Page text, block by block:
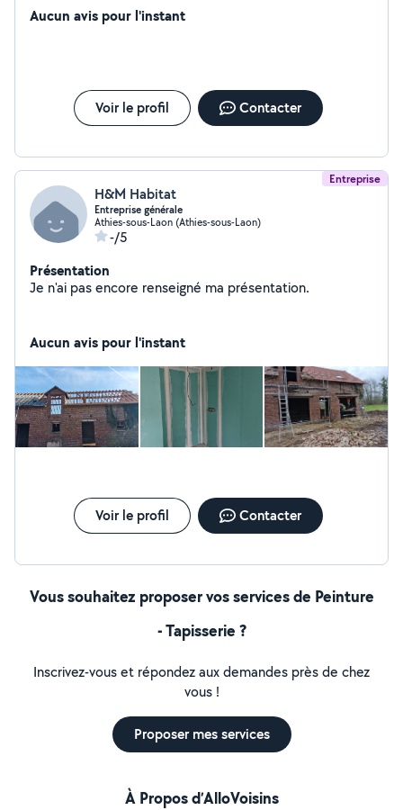
Aucun avis pour l'instant
Voir le profil Contacter
Entreprise
H&M Habitat
Entreprise générale
Athies-sous-Laon (Athies-sous-Laon)
-/5
Présentation
Je n'ai pas encore renseigné ma présentation.
Aucun avis pour l'instant
Voir le profil Contacter
Vous souhaitez proposer vos services de Peinture
- Tapisserie ?
Inscrivez-vous et répondez aux demandes près de chez
vous !
Proposer mes services
À Propos d’AlloVoisins